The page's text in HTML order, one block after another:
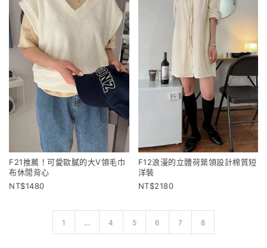
F21推薦！可愛歐膩的大V領毛巾
布休閒背心
1480
F12浪漫的立體荷葉領設計棉質短
洋裝
2180
1 ... 4 5 6 7 8